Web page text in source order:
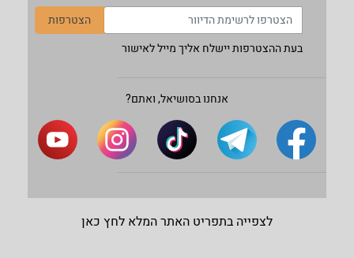
הצטרפות
בעת ההצטרפות יישלח אליך מייל לאישור
אנחנו בסושיאל, ואתם?
לצפייה בתפריט האתר המלא לחץ כאן